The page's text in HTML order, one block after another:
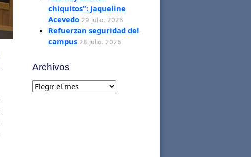
chiquitos”: Jaqueline
Acevedo 29 julio, 2026
Refuerzan seguridad del
campus 28 julio, 2026
Archivos
Archivos